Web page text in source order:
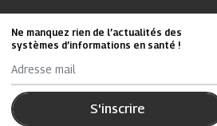
Ne manquez rien de l’actualités des
systèmes d’informations en santé !
Adresse mail
S'inscrire